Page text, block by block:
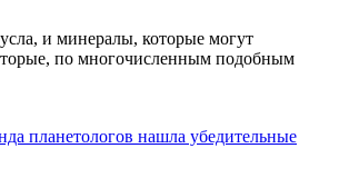
и минералы, которые могут
по многочисленным подобным
планетологов нашла убедительные